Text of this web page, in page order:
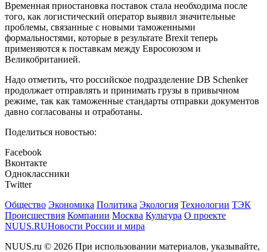
Временная приостановка поставок стала необходима после
того, как логистический оператор выявил значительные
проблемы, связанные с новыми таможенными
формальностями, которые в результате Brexit теперь
применяются к поставкам между Евросоюзом и
Великобританией.
Надо отметить, что российское подразделение DB Schenker
продолжает отправлять и принимать грузы в привычном
режиме, так как таможенные стандарты отправки документов
давно согласованы и отработаны.
Поделиться новостью:
Facebook
Вконтакте
Одноклассники
Twitter
Общество Экономика Политика Экология Технологии ТЭК
Происшествия Компании Москва Культура О проекте
NUUS.RUНовости России и мира
NUUS.ru © 2026 При использовании материалов, указывайте,